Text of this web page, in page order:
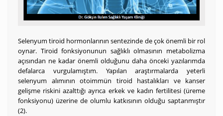
Selenyum tiroid hormonlarının sentezinde de çok önemli bir rol
oynar. Tiroid fonksiyonunun sağlıklı olmasının metabolizma
açısından ne kadar önemli olduğunu daha önceki yazılarımda
defalarca vurgulamıştım. Yapılan araştırmalarda yeterli
selenyum alımının otoimmün tiroid hastalıkları ve kanser
gelişme riskini azalttığı ayrıca erkek ve kadın fertilitesi (üreme
fonksiyonu) üzerine de olumlu katkısının olduğu saptanmıştır
(2).